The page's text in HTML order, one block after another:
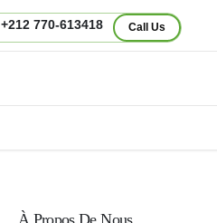
+212 770-613418 Call Us
À Propos De Nous